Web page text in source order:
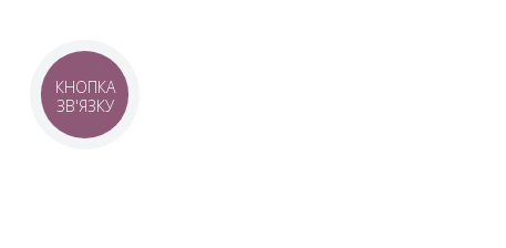
української музики та українських музикантів.
–Ukrainian Scores
композиторів.
КНОПКА
ЗВ'ЯЗКУ